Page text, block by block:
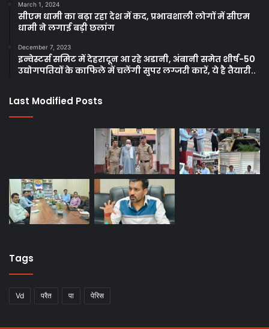
March 1, 2024
सीएम धामी का बढ़ा रहा देश में कद, प्रभावशाली लोगों में सीएम
धामी ने लगाई बड़ी छलांग
December 7, 2023
इन्वेस्टर्स समिट में देहरादून आ रहे अडानी, अंबानी समेत शीर्ष-50
उद्योगपतियों के काफिले में चलेंगी सुपर लग्जरी कारें, ये है तैयारी..
Last Modified Posts
Tags
Vd परैत पा पेरिस